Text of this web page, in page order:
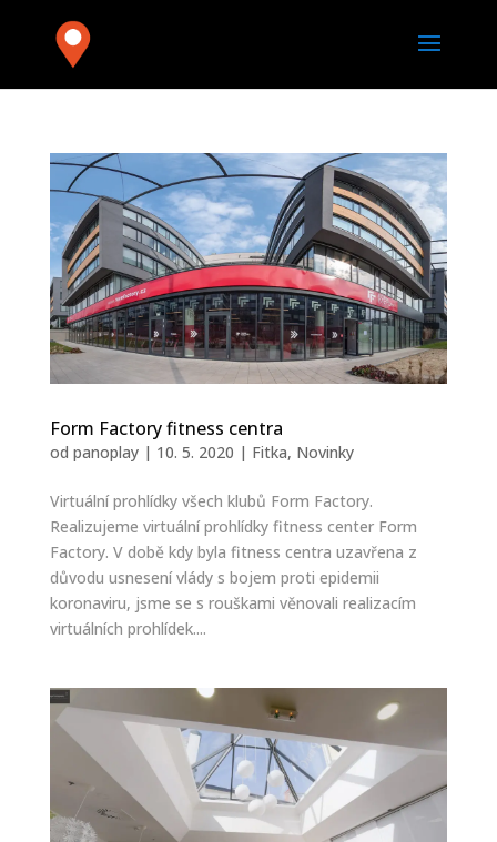
Form Factory fitness centra
od panoplay| 10. 5. 2020 | Fitka, Novinky
Virtuální prohlídky všech klubů Form Factory.
Realizujeme virtuální prohlídky fitness center Form
Factory. V době kdy byla fitness centra uzavřena z
důvodu usnesení vlády s bojem proti epidemii
koronaviru, jsme se s rouškami věnovali realizacím
virtuálních prohlídek....